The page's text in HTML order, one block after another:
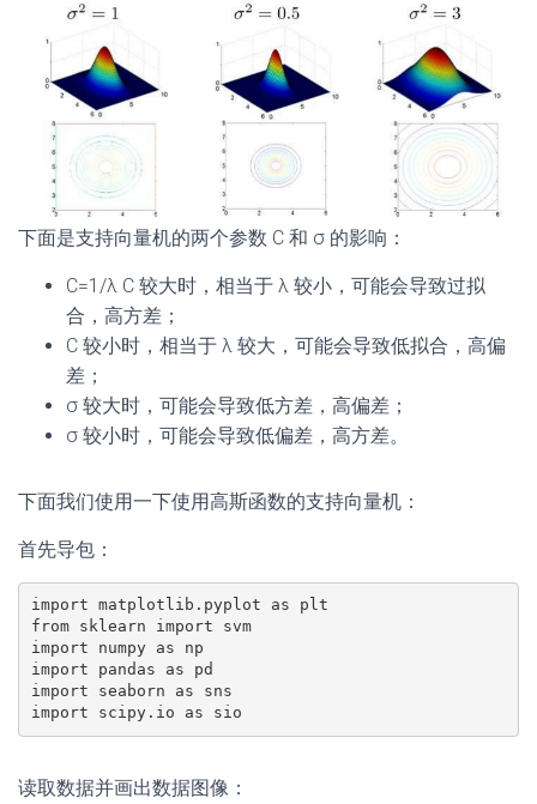
下面是支持向量机的两个参数 C 和 σ 的影响：
C=1/λ C 较大时，相当于 λ 较小，可能会导致过拟
合，高方差；
C 较小时，相当于 λ 较大，可能会导致低拟合，高偏
差；
σ 较大时，可能会导致低方差，高偏差；
σ 较小时，可能会导致低偏差，高方差。
下面我们使用一下使用高斯函数的支持向量机：
首先导包：
import matplotlib.pyplot as plt
from sklearn import svm
import numpy as np
import pandas as pd
import seaborn as sns
import scipy.io as sio
读取数据并画出数据图像：